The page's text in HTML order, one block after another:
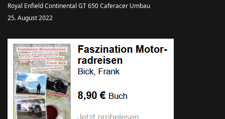
Royal Enfield Continental GT 650 Caferacer Umbau
25. August 2022